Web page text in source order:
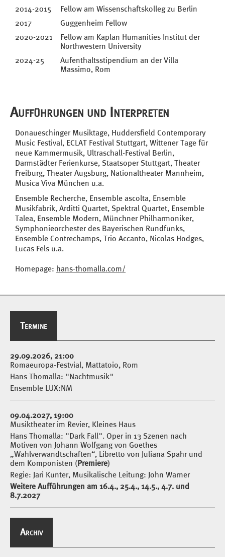
2014-2015
Fellow am Wissenschaftskolleg zu Berlin
2017
Guggenheim Fellow
2020-2021
Fellow am Kaplan Humanities Institut der
Northwestern University
2024-25
Aufenthaltsstipendium an der Villa
Massimo, Rom
Aufführungen und Interpreten
Donaueschinger Musiktage, Huddersfield Contemporary
Music Festival, ECLAT Festival Stuttgart, Wittener Tage für
neue Kammermusik, Ultraschall-Festival Berlin,
Darmstädter Ferienkurse, Staatsoper Stuttgart, Theater
Freiburg, Theater Augsburg, Nationaltheater Mannheim,
Musica Viva München u.a.
Ensemble Recherche, Ensemble ascolta, Ensemble
Musikfabrik, Arditti Quartet, Spektral Quartet, Ensemble
Talea, Ensemble Modern, Münchner Philharmoniker,
Symphonieorchester des Bayerischen Rundfunks,
Ensemble Contrechamps, Trio Accanto, Nicolas Hodges,
Lucas Fels u.a.
Homepage: hans-thomalla.com/
TermineTermine
29.09.2026, 21:00
Romaeuropa-Festvial, Mattatoio, Rom
Hans Thomalla: "Nachtmusik"
Ensemble LUX:NM
09.04.2027, 19:00
Musiktheater im Revier, Kleines Haus
Hans Thomalla: "Dark Fall". Oper in 13 Szenen nach
Motiven von Johann Wolfgang von Goethes
„Wahlverwandtschaften“, Libretto von Juliana Spahr und
dem Komponisten (Premiere)
Regie: Jari Kunter, Musikalische Leitung: John Warner
Weitere Aufführungen am 16.4., 25.4., 14.5., 4.7. und
8.7.2027
Archiv